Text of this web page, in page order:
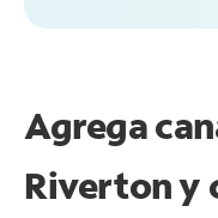
Agrega
Riverton y